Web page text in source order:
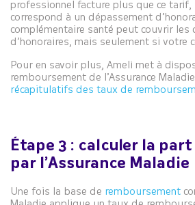
professionnel facture plus que ce tarif,
correspond à un dépassement
complémentaire santé peut couvrir les
d’honoraires, mais seulement si votre
Pour en savoir plus, Ameli met à
remboursement de l’Assurance
récapitulatifs des taux de
Étape 3 : calculer la
par l’Assurance Maladie
Une fois la base de remboursement